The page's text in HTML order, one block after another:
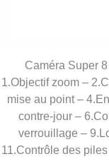
Caméra Super
1.Objectif zoom –
mise au point –
contre-jour –
verrouillage –
11.Contrôle des